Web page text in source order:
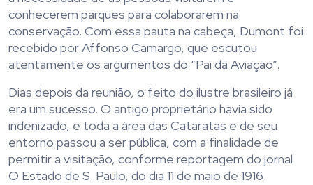
conhecerem parques para colaborarem na
conservação. Com essa pauta na cabeça, Dumont foi
recebido por Affonso Camargo, que escutou
atentamente os argumentos do “Pai da Aviação”.
Dias depois da reunião, o feito do ilustre brasileiro já
era um sucesso. O antigo proprietário havia sido
indenizado, e toda a área das Cataratas e de seu
entorno passou a ser pública, com a finalidade de
permitir a visitação, conforme reportagem do jornal
O Estado de S. Paulo, do dia 11 de maio de 1916.